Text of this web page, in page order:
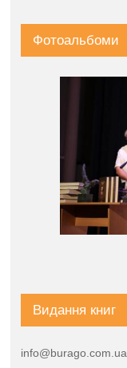
Фотоальбоми
Видання книг
info@burago.com.ua